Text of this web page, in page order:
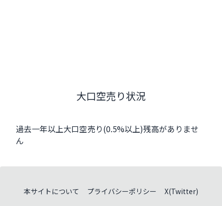
大口空売り状況
過去一年以上大口空売り(0.5%以上)残高がありませ
ん
本サイトについて プライバシーポリシー X(Twitter)